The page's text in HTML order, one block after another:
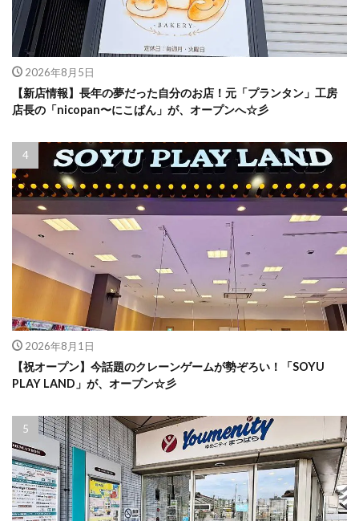
2026年8月5日
【新店情報】長年の夢だった自分のお店！元「プランタン」工房
店長の「nicopan〜にこぱん」が、オープンへ☆彡
2026年8月1日
【祝オープン】今話題のクレーンゲームが勢ぞろい！「SOYU
PLAY LAND」が、オープン☆彡